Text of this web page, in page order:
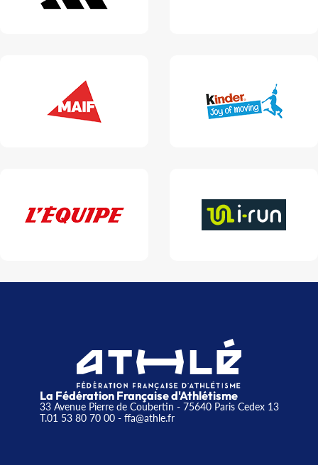
La Fédération Française d'Athlétisme
33 Avenue Pierre de Coubertin - 75640 Paris Cedex 13
T.01 53 80 70 00- ffa@athle.fr